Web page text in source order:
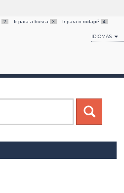
2 Ir para a busca 3 Ir para o rodapé 4
IDIOMAS